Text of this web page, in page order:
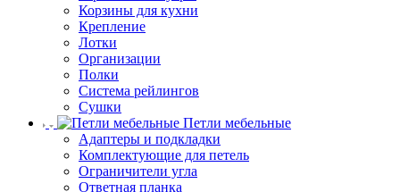
Корзины для кухни
Крепление
Лотки
Организации
Полки
Система рейлингов
Сушки
Петли мебельные
Адаптеры и подкладки
Комплектующие для петель
Ограничители угла
Ответная планка